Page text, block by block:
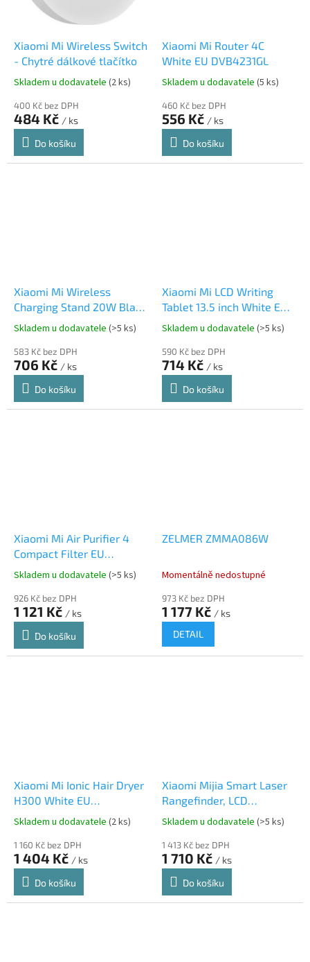
Xiaomi Mi Wireless Switch
- Chytré dálkové tlačítko
Skladem u dodavatele (2 ks)
400 Kč bez DPH
484 Kč / ks
Do košíku
Xiaomi Mi Router 4C
White EU DVB4231GL
Skladem u dodavatele (5 ks)
460 Kč bez DPH
556 Kč / ks
Do košíku
Xiaomi Mi Wireless
Charging Stand 20W Black
EU GDS4145GL
Skladem u dodavatele (>5 ks)
583 Kč bez DPH
706 Kč / ks
Do košíku
Xiaomi Mi LCD Writing
Tablet 13.5 inch White EU
BHR4245GL
Skladem u dodavatele (>5 ks)
590 Kč bez DPH
714 Kč / ks
Do košíku
Xiaomi Mi Air Purifier 4
Compact Filter EU
BHR5861GL
Skladem u dodavatele (>5 ks)
926 Kč bez DPH
1 121 Kč / ks
Do košíku
ZELMER ZMMA086W
Momentálně nedostupné
973 Kč bez DPH
1 177 Kč / ks
DETAIL
Xiaomi Mi Ionic Hair Dryer
H300 White EU
BHR5081GL
Skladem u dodavatele (2 ks)
1 160 Kč bez DPH
1 404 Kč / ks
Do košíku
Xiaomi Mijia Smart Laser
Rangefinder, LCD
DisplayTape Measure With
Mi Home APP, Black EU
Skladem u dodavatele (>5 ks)
1 413 Kč bez DPH
1 710 Kč / ks
Do košíku